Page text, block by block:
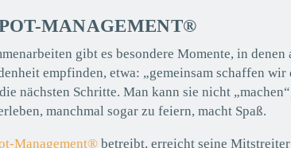
MANAGEMENT®
gibt es besondere Momente, in
empfinden, etwa: „gemeinsam schaffen wir
nächsten Schritte. Man kann sie nicht
manchmal sogar zu feiern, macht Spaß.
Management® betreibt, erreicht seine